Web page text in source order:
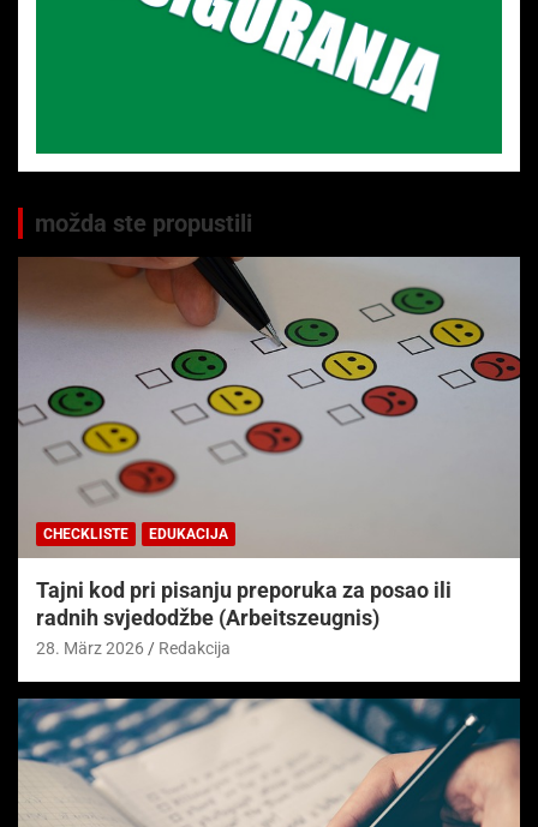
možda ste propustili
CHECKLISTE EDUKACIJA
Tajni kod pri pisanju preporuka za posao ili
radnih svjedodžbe (Arbeitszeugnis)
28. März 2026 Redakcija